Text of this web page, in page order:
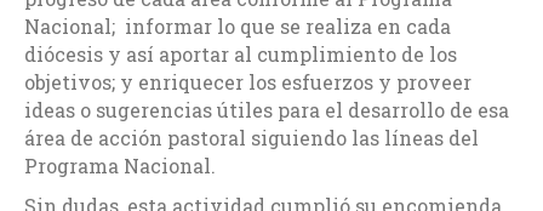
Nacional; informar lo que se realiza en cada
diócesis y así aportar al cumplimiento de los
objetivos; y enriquecer los esfuerzos y proveer
ideas o sugerencias útiles para el desarrollo de esa
área de acción pastoral siguiendo las líneas del
Programa Nacional.